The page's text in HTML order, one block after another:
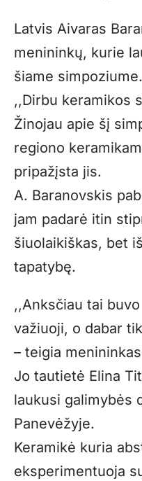
Latvis Aivaras
menininkų, kurie
šiame simpoziume.
,,Dirbu keramikos
Žinojau apie šį
regiono
pripažįsta jis.
A. Baranovskis
jam padarė itin
šiuolaikiškas, bet
tapatybę.
,,Anksčiau tai
važiuoji, o dabar
– teigia
Jo tautietė Elina
laukusi galimybės
Panevėžyje.
Keramikė kuria
eksperimentuoja